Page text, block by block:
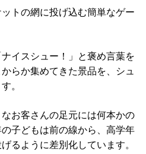
トの網に投げ込む簡単なゲー
イスシュー！」と褒め言葉を
らか集めてきた景品を、シュ
。
お客さんの足元には何本かの
子どもは前の線から、高学年
るように差別化しています。